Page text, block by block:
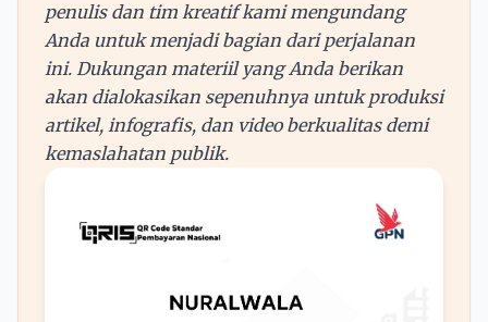
penulis dan tim kreatif kami mengundang
Anda untuk menjadi bagian dari perjalanan
ini. Dukungan materiil yang Anda berikan
akan dialokasikan sepenuhnya untuk produksi
artikel, infografis, dan video berkualitas demi
kemaslahatan publik.